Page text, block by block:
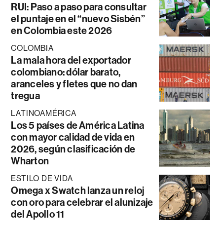
RUI: Paso a paso para consultar
el puntaje en el “nuevo Sisbén”
en Colombia este 2026
COLOMBIA
La mala hora del exportador
colombiano: dólar barato,
aranceles y fletes que no dan
tregua
LATINOAMÉRICA
Los 5 países de América Latina
con mayor calidad de vida en
2026, según clasificación de
Wharton
ESTILO DE VIDA
Omega x Swatch lanza un reloj
con oro para celebrar el alunizaje
del Apollo 11